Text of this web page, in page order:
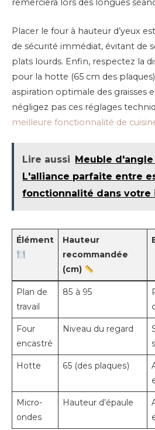
remerciera lors des longues
Placer le four à hauteur d’yeux
de sécurité immédiat, évitant de
plats lourds. Enfin, respectez la
pour la hotte (65 cm des
aspiration optimale des graisses
négligez pas ces réglages
meilleure fonctionnalité de
Lire aussi Meuble
L'alliance parfaite entre
fonctionnalité dans votre
Élément
Hauteur
recommandée
(cm)
Plan de
travail
85 à 95
Four
encastré
Niveau du regard
Hotte 65 (des plaques)
Micro-
ondes
Hauteur d’épaule